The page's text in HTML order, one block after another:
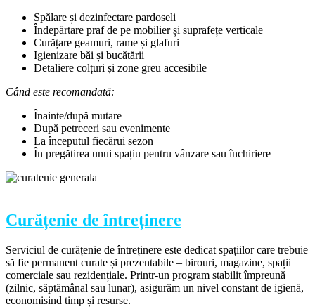
Spălare și dezinfectare pardoseli
Îndepărtare praf de pe mobilier și suprafețe verticale
Curățare geamuri, rame și glafuri
Igienizare băi și bucătării
Detaliere colțuri și zone greu accesibile
Când este recomandată:
Înainte/după mutare
După petreceri sau evenimente
La începutul fiecărui sezon
În pregătirea unui spațiu pentru vânzare sau închiriere
Curățenie de întreținere
Serviciul de curățenie de întreținere este dedicat spațiilor care trebuie
să fie permanent curate și prezentabile – birouri, magazine, spații
comerciale sau rezidențiale. Printr-un program stabilit împreună
(zilnic, săptămânal sau lunar), asigurăm un nivel constant de igienă,
economisind timp și resurse.